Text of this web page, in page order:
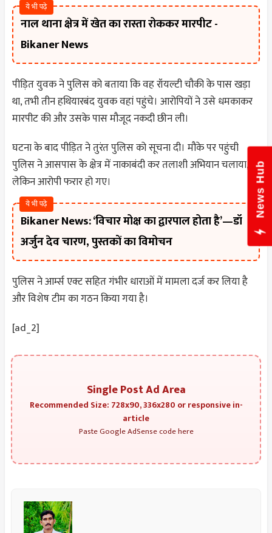
ये भी पढ़े
नाल थाना क्षेत्र में खेत का रास्ता रोककर मारपीट -
Bikaner News
पीड़ित युवक ने पुलिस को बताया कि वह रॉयल्टी चौकी के पास खड़ा
था, तभी तीन हथियारबंद युवक वहां पहुंचे। आरोपियों ने उसे धमकाकर
मारपीट की और उसके पास मौजूद नकदी छीन ली।
घटना के बाद पीड़ित ने तुरंत पुलिस को सूचना दी। मौके पर पहुंची
पुलिस ने आसपास के क्षेत्र में नाकाबंदी कर तलाशी अभियान चलाया,
लेकिन आरोपी फरार हो गए।
ये भी पढ़े
Bikaner News: ‘विचार मोक्ष का द्वारपाल होता है’—डॉ
अर्जुन देव चारण, पुस्तकों का विमोचन
पुलिस ने आर्म्स एक्ट सहित गंभीर धाराओं में मामला दर्ज कर लिया है
और विशेष टीम का गठन किया गया है।
[ad_2]
Single Post Ad Area
Recommended Size: 728x90, 336x280 or responsive in-
article
Paste Google AdSense code here
News Hub